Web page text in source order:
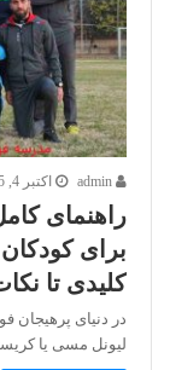
اکتبر 4, 2025
راهنمای
کلیدی تا
در دنیای پرهیجان
لیونل مسی یا